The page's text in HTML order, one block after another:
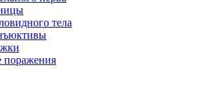
тела
поражения